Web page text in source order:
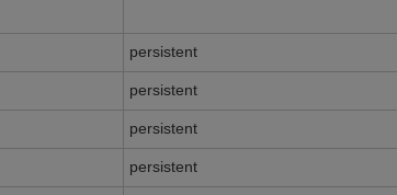
persistent
persistent
persistent
persistent